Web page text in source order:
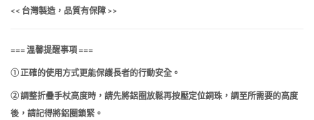
<< 台灣製造，品質有保障 >>
=== 溫馨提醒事項 ===
① 正確的使用方式更能保護長者的行動安全。
② 調整折疊手杖高度時，請先將鋁圈放鬆再按壓定位銅珠，調至所需要的高度
後，請記得將鋁圈鎖緊。